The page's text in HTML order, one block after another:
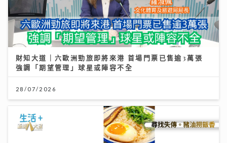
財知大道｜六歐洲勁旅即將來港 首場門票已售逾3萬張
強調「期望管理」球星或陣容不全
28/07/2026